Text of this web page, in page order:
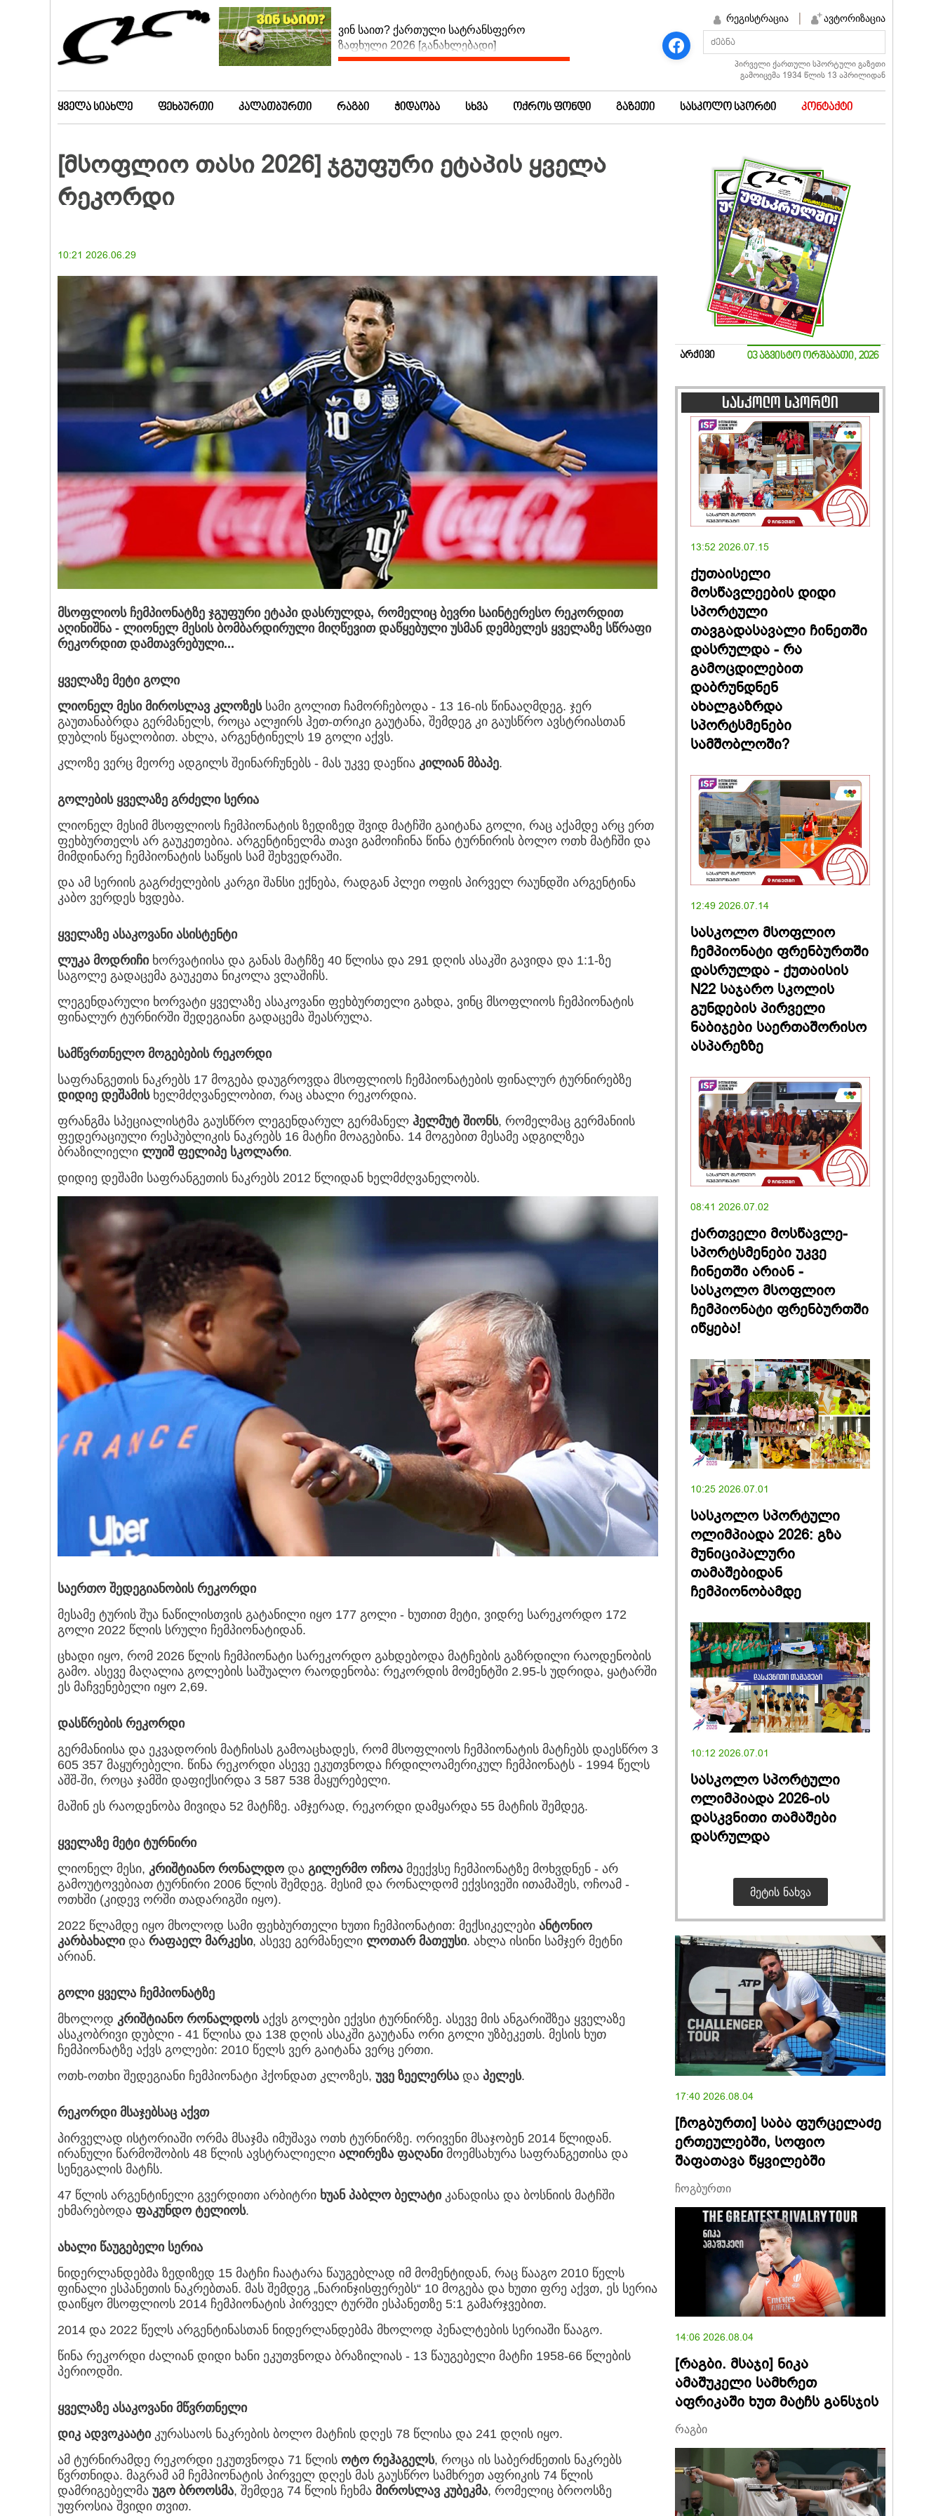
ვინ საით? ქართული სატრანსფერო
ზაფხული 2026 [განახლებადი]
რეგისტრაცია ავტორიზაცია
პირველი ქართული სპორტული გაზეთი
გამოიცემა 1934 წლის 13 აპრილიდან
ყველა სიახლე ფეხბურთი კალათბურთი რაგბი ჭიდაობა სხვა ოქროს ფონდი გაზეთი სასკოლო სპორტი კონტაქტი
[მსოფლიო თასი 2026] ჯგუფური ეტაპის ყველა
რეკორდი
10:21 2026.06.29
მსოფლიოს ჩემპიონატზე ჯგუფური ეტაპი დასრულდა, რომელიც ბევრი საინტერესო რეკორდით
აღინიშნა - ლიონელ მესის ბომბარდირული მიღწევით დაწყებული უსმან დემბელეს ყველაზე სწრაფი
რეკორდით დამთავრებული...
ყველაზე მეტი გოლი
ლიონელ მესი მიროსლავ კლოზესსამი გოლით ჩამორჩებოდა - 13 16-ის წინააღმდეგ. ჯერ
გაუთანაბრდა გერმანელს, როცა ალჟირს ჰეთ-თრიკი გაუტანა, შემდეგ კი გაუსწრო ავსტრიასთან
დუბლის წყალობით. ახლა, არგენტინელს 19 გოლი აქვს.
კლოზე ვერც მეორე ადგილს შეინარჩუნებს - მას უკვე დაეწია კილიან მბაპე.
გოლების ყველაზე გრძელი სერია
ლიონელ მესიმ მსოფლიოს ჩემპიონატის ზედიზედ შვიდ მატჩში გაიტანა გოლი, რაც აქამდე არც ერთ
ფეხბურთელს არ გაუკეთებია. არგენტინელმა თავი გამოიჩინა წინა ტურნირის ბოლო ოთხ მატჩში და
მიმდინარე ჩემპიონატის საწყის სამ შეხვედრაში.
და ამ სერიის გაგრძელების კარგი შანსი ექნება, რადგან პლეი ოფის პირველ რაუნდში არგენტინა
კაბო ვერდეს ხვდება.
ყველაზე ასაკოვანი ასისტენტი
ლუკა მოდრიჩიხორვატიისა და განას მატჩზე 40 წლისა და 291 დღის ასაკში გავიდა და 1:1-ზე
საგოლე გადაცემა გაუკეთა ნიკოლა ვლაშიჩს.
ლეგენდარული ხორვატი ყველაზე ასაკოვანი ფეხბურთელი გახდა, ვინც მსოფლიოს ჩემპიონატის
ფინალურ ტურნირში შედეგიანი გადაცემა შეასრულა.
სამწვრთნელო მოგებების რეკორდი
საფრანგეთის ნაკრებს 17 მოგება დაუგროვდა მსოფლიოს ჩემპიონატების ფინალურ ტურნირებზე
დიდიე დეშამისხელმძღვანელობით, რაც ახალი რეკორდია.
ფრანგმა სპეციალისტმა გაუსწრო ლეგენდარულ გერმანელ ჰელმუტ შიონს, რომელმაც გერმანიის
ფედერაციული რესპუბლიკის ნაკრებს 16 მატჩი მოაგებინა. 14 მოგებით მესამე ადგილზეა
ბრაზილიელი ლუიშ ფელიპე სკოლარი.
დიდიე დეშამი საფრანგეთის ნაკრებს 2012 წლიდან ხელმძღვანელობს.
საერთო შედეგიანობის რეკორდი
მესამე ტურის შუა ნაწილისთვის გატანილი იყო 177 გოლი - ხუთით მეტი, ვიდრე სარეკორდო 172
გოლი 2022 წლის სრული ჩემპიონატიდან.
ცხადი იყო, რომ 2026 წლის ჩემპიონატი სარეკორდო გახდებოდა მატჩების გაზრდილი რაოდენობის
გამო. ასევე მაღალია გოლების საშუალო რაოდენობა: რეკორდის მომენტში 2.95-ს უდრიდა, ყატარში
ეს მაჩვენებელი იყო 2,69.
დასწრების რეკორდი
გერმანიისა და ეკვადორის მატჩისას გამოაცხადეს, რომ მსოფლიოს ჩემპიონატის მატჩებს დაესწრო 3
605 357 მაყურებელი. წინა რეკორდი ასევე ეკუთვნოდა ჩრდილოამერიკულ ჩემპიონატს - 1994 წელს
აშშ-ში, როცა ჯამში დაფიქსირდა 3 587 538 მაყურებელი.
მაშინ ეს რაოდენობა მივიდა 52 მატჩზე. ამჯერად, რეკორდი დამყარდა 55 მატჩის შემდეგ.
ყველაზე მეტი ტურნირი
ლიონელ მესი, კრიშტიანო რონალდო და გილერმო ოჩოა მეექვსე ჩემპიონატზე მოხვდნენ - არ
გამოუტოვებიათ ტურნირი 2006 წლის შემდეგ. მესიმ და რონალდომ ექვსივეში ითამაშეს, ოჩოამ -
ოთხში (კიდევ ორში თადარიგში იყო).
2022 წლამდე იყო მხოლოდ სამი ფეხბურთელი ხუთი ჩემპიონატით: მექსიკელები ანტონიო
კარბახალიდა რაფაელ მარკესი, ასევე გერმანელი ლოთარ მათეუსი. ახლა ისინი სამჯერ მეტნი
არიან.
გოლი ყველა ჩემპიონატზე
მხოლოდ კრიშტიანო რონალდოსაქვს გოლები ექვსი ტურნირზე. ასევე მის ანგარიშზეა ყველაზე
ასაკობრივი დუბლი - 41 წლისა და 138 დღის ასაკში გაუტანა ორი გოლი უზბეკეთს. მესის ხუთ
ჩემპიონატზე აქვს გოლები: 2010 წელს ვერ გაიტანა ვერც ერთი.
ოთხ-ოთხი შედეგიანი ჩემპიონატი ჰქონდათ კლოზეს, უვე ზეელერსა და პელეს.
რეკორდი მსაჯებსაც აქვთ
პირველად ისტორიაში ორმა მსაჯმა იმუშავა ოთხ ტურნირზე. ორივენი მსაჯობენ 2014 წლიდან.
ირანული წარმოშობის 48 წლის ავსტრალიელი ალირეზა ფაღანიმოემსახურა საფრანგეთისა და
სენეგალის მატჩს.
47 წლის არგენტინელი გვერდითი არბიტრი ხუან პაბლო ბელატიკანადისა და ბოსნიის მატჩში
ეხმარებოდა ფაკუნდო ტელიოს.
ახალი წაუგებელი სერია
ნიდერლანდებმა ზედიზედ 15 მატჩი ჩაატარა წაუგებლად იმ მომენტიდან, რაც წააგო 2010 წელს
ფინალი ესპანეთის ნაკრებთან. მას შემდეგ „ნარინჯისფერებს“ 10 მოგება და ხუთი ფრე აქვთ, ეს სერია
დაიწყო მსოფლიოს 2014 ჩემპიონატის პირველ ტურში ესპანეთზე 5:1 გამარჯვებით.
2014 და 2022 წელს არგენტინასთან ნიდერლანდებმა მხოლოდ პენალტების სერიაში წააგო.
წინა რეკორდი ძალიან დიდი ხანი ეკუთვნოდა ბრაზილიას - 13 წაუგებელი მატჩი 1958-66 წლების
პერიოდში.
ყველაზე ასაკოვანი მწვრთნელი
დიკ ადვოკაატიკურასაოს ნაკრების ბოლო მატჩის დღეს 78 წლისა და 241 დღის იყო.
ამ ტურნირამდე რეკორდი ეკუთვნოდა 71 წლის ოტო რეჰაგელს, როცა ის საბერძნეთის ნაკრებს
წვრთნიდა. მაგრამ ამ ჩემპიონატის პირველ დღეს მას გაუსწრო სამხრეთ აფრიკის 74 წლის
დამრიგებელმა უგო ბროოსმა, შემდეგ 74 წლის ჩეხმა მიროსლავ კუბეკმა, რომელიც ბროოსზე
უფროსია შვიდი თვით.
არქივი 03 აგვისტო ორშაბათი, 2026
სასკოლო სპორტი
13:52 2026.07.15
ქუთაისელი
მოსწავლეების დიდი
სპორტული
თავგადასავალი ჩინეთში
დასრულდა - რა
გამოცდილებით
დაბრუნდნენ
ახალგაზრდა
სპორტსმენები
სამშობლოში?
12:49 2026.07.14
სასკოლო მსოფლიო
ჩემპიონატი ფრენბურთში
დასრულდა - ქუთაისის
N22 საჯარო სკოლის
გუნდების პირველი
ნაბიჯები საერთაშორისო
ასპარეზზე
08:41 2026.07.02
ქართველი მოსწავლე-
სპორტსმენები უკვე
ჩინეთში არიან -
სასკოლო მსოფლიო
ჩემპიონატი ფრენბურთში
იწყება!
10:25 2026.07.01
სასკოლო სპორტული
ოლიმპიადა 2026: გზა
მუნიციპალური
თამაშებიდან
ჩემპიონობამდე
10:12 2026.07.01
სასკოლო სპორტული
ოლიმპიადა 2026-ის
დასკვნითი თამაშები
დასრულდა
ᲛᲔᲢᲘᲡ ᲜᲐᲮᲕᲐ
17:40 2026.08.04
[ჩოგბურთი] საბა ფურცელაძე
ერთეულებში, სოფიო
შაფათავა წყვილებში
ჩოგბურთი
14:06 2026.08.04
[რაგბი. მსაჯი] ნიკა
ამაშუკელი სამხრეთ
აფრიკაში ხუთ მატჩს განსჯის
რაგბი